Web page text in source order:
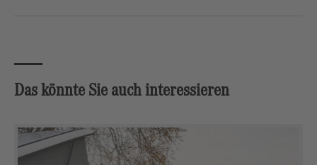
Das könnte Sie auch interessieren